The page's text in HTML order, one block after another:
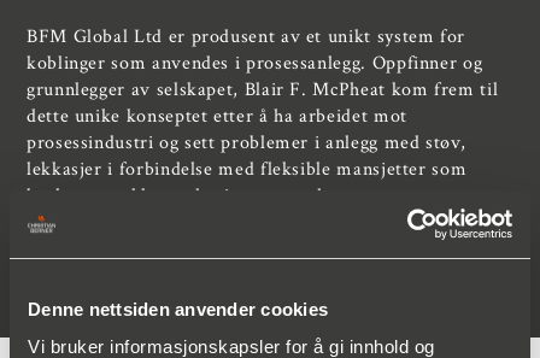
Denne nettsiden anvender cookies
Vi bruker informasjonskapsler for å gi innhold og
BFM Global Ltd er produsent av et unikt system for
koblinger som anvendes i prosessanlegg. Oppfinner og
grunnlegger av selskapet, Blair F. McPheat kom frem til
dette unike konseptet etter å ha arbeidet mot
prosessindustri og sett problemer i anlegg med støv,
lekkasjer i forbindelse med fleksible mansjetter som
brukes en rekke steder i prosessanlegg.
Selskapet har hovedkontor og produksjon i Auckland,